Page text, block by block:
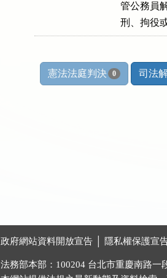
管公務員
刑、拘役
憲法法庭判決 0 司法
政府網站資料開放宣告 隱私權保護宣
法務部本部：100204 台北市重慶南路